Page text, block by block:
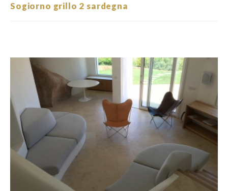
Sogiorno grillo 2 sardegna